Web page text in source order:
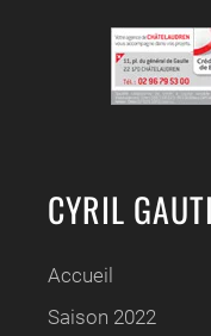
CYRIL
Accueil
Saison 2022